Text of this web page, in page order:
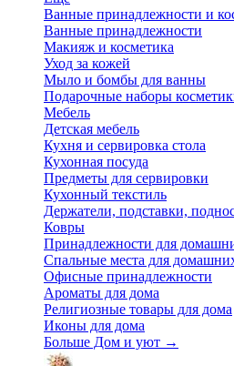
Ванные принадлежности и
Ванные принадлежности
Макияж и косметика
Уход за кожей
Мыло и бомбы для ванны
Подарочные наборы
Мебель
Детская мебель
Кухня и сервировка стола
Кухонная посуда
Предметы для сервировки
Кухонный текстиль
Держатели, подставки,
Ковры
Принадлежности для
Спальные места для
Офисные принадлежности
Ароматы для дома
Религиозные товары для дома
Иконы для дома
Больше Дом и уют →